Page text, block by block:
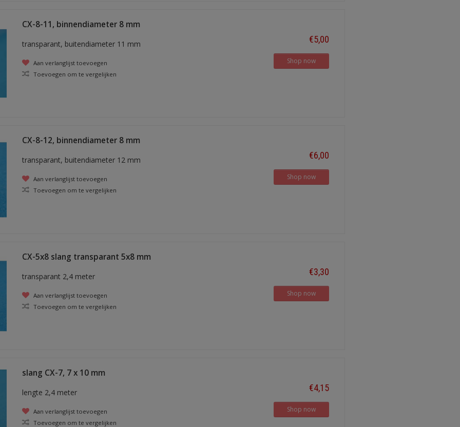
CX-8-11, binnendiameter 8 mm
transparant, buitendiameter 11 mm
Aan verlanglijst toevoegen
Toevoegen om te vergelijken
€5,00
Shop now
CX-8-12, binnendiameter 8 mm
transparant, buitendiameter 12 mm
Aan verlanglijst toevoegen
Toevoegen om te vergelijken
€6,00
Shop now
CX-5x8 slang transparant 5x8 mm
transparant 2,4 meter
Aan verlanglijst toevoegen
Toevoegen om te vergelijken
€3,30
Shop now
slang CX-7, 7 x 10 mm
lengte 2,4 meter
Aan verlanglijst toevoegen
Toevoegen om te vergelijken
€4,15
Shop now